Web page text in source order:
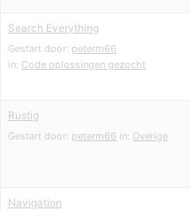
Search Everything
Gestart door: peterm66
in: Code oplossingen gezocht
Rustig
Gestart door: peterm66 in: Overige
Navigation